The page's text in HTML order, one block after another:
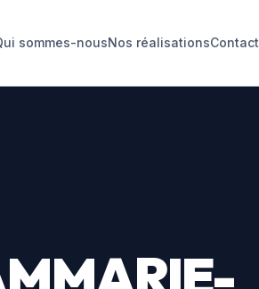
sommes-nousNos réalisationsContact